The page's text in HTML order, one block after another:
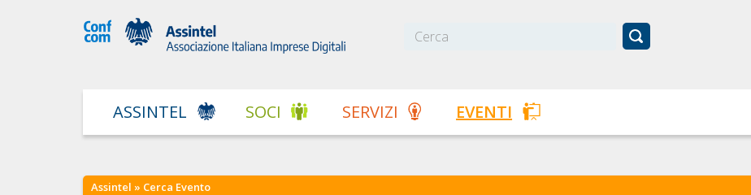
ASSINTEL SOCI SERVIZI EVENTI
Assintel » Cerca Evento